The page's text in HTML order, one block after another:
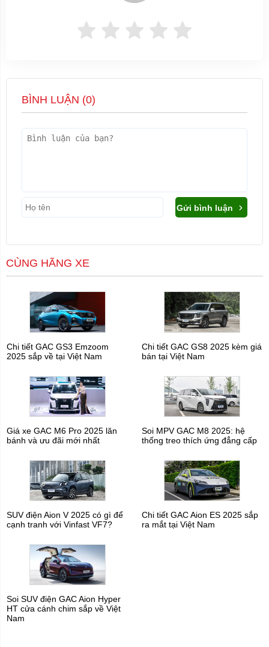
BÌNH LUẬN (0)
Gửi bình luận
CÙNG HÃNG XE
Chi tiết GAC GS3 Emzoom
2025 sắp về tại Việt Nam
Chi tiết GAC GS8 2025 kèm giá
bán tại Việt Nam
Giá xe GAC M6 Pro 2025 lăn
bánh và ưu đãi mới nhất
Soi MPV GAC M8 2025: hệ
thống treo thích ứng đẳng cấp
SUV điện Aion V 2025 có gì để
cạnh tranh với Vinfast VF7?
Chi tiết GAC Aion ES 2025 sắp
ra mắt tại Việt Nam
Soi SUV điện GAC Aion Hyper
HT cửa cánh chim sắp về Việt
Nam